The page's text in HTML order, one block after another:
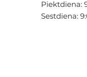
Piektdiena:
Sestdiena: